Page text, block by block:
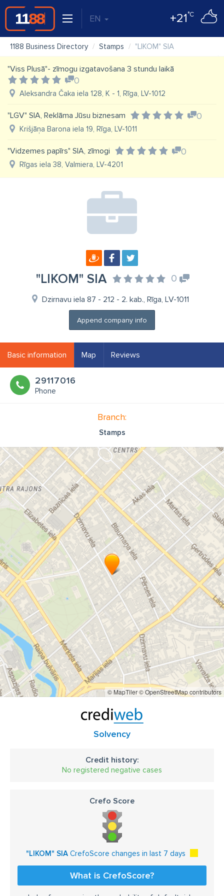
EN +21°C
1188 Business Directory Stamps "LIKOM" SIA
"Viss Plusā"- zīmogu izgatavošana 3 stundu laikā
0
Aleksandra Čaka iela 128, K - 1, Rīga, LV-1012
"LGV" SIA, Reklāma Jūsu biznesam 0
Krišjāņa Barona iela 19, Rīga, LV-1011
"Vidzemes papīrs" SIA, zīmogi 0
Rīgas iela 38, Valmiera, LV-4201
"LIKOM" SIA 0
Dzirnavu iela 87 - 212 - 2. kab., Rīga, LV-1011
Append company info
Basic information Map Reviews
29117016
Phone
Branch:
Stamps
© MapTiler© OpenStreetMap contributors
Solvency
Credit history:
No registered negative cases
Crefo Score
"LIKOM" SIA CrefoScore changes in last 7 days
What is CrefoScore?